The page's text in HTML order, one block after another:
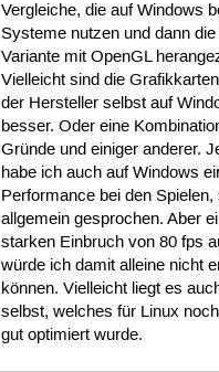
Vergleiche, die auf Windows
Systeme nutzen und dann die
Variante mit OpenGL
Vielleicht sind die
der Hersteller selbst auf
besser. Oder eine
Gründe und einiger anderer.
habe ich auch auf Windows
Performance bei den Spielen,
allgemein gesprochen. Aber
starken Einbruch von 80 fps
würde ich damit alleine nicht
können. Vielleicht liegt es
selbst, welches für Linux
gut optimiert wurde.